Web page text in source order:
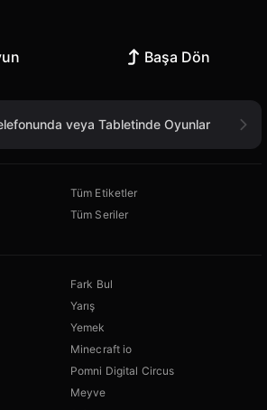
Başa Dön
veya Tabletinde Oyunlar
Tüm Etiketler
Tüm Seriler
Fark Bul
Yarış
Yemek
Minecraft io
Pomni Digital Circus
Meyve